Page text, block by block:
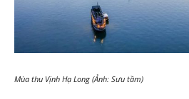
Mùa thu Vịnh Hạ Long (Ảnh: Sưu tầm)